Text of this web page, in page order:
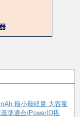
最小最軽量 大容量
準適合/PowerIQ搭